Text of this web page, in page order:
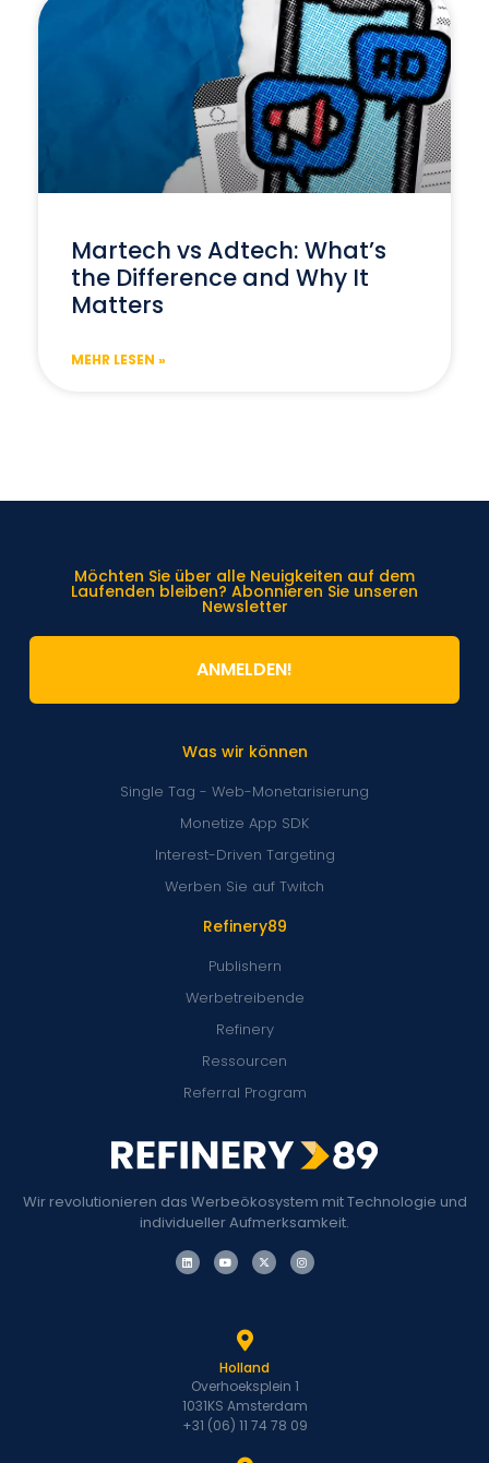
Martech vs Adtech: What’s
the Difference and Why It
Matters
MEHR LESEN »
Wir revolutionieren das Werbeökosystem mit Technologie und
individueller Aufmerksamkeit.
Refinery89
Publishern
Werbetreibende
Refinery
Ressourcen
Referral Program
Was wir können
Single Tag - Web-Monetarisierung
Monetize App SDK
Interest-Driven Targeting
Werben Sie auf Twitch
Möchten Sie über alle Neuigkeiten auf dem
Laufenden bleiben? Abonnieren Sie unseren
Newsletter
ANMELDEN!
Holland
Overhoeksplein 1
1031KS Amsterdam
+31 (06) 11 74 78 09